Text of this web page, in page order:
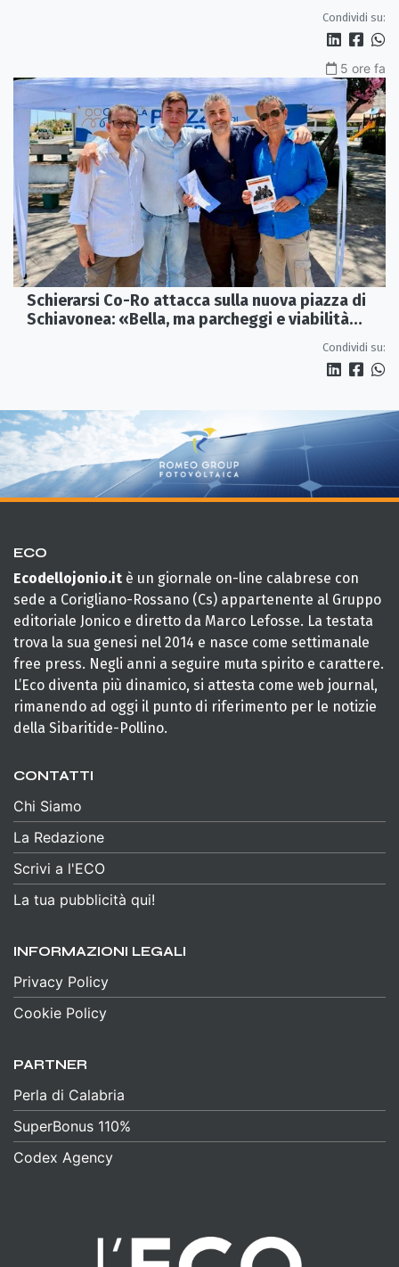
Condividi su:
5 ore fa
Schierarsi Co-Ro attacca sulla nuova piazza di
Schiavonea: «Bella, ma parcheggi e viabilità
Condividi su:
ECO
Ecodellojonio.it è un giornale on-line calabrese con
sede a Corigliano-Rossano (Cs) appartenente al Gruppo
editoriale Jonico e diretto da Marco Lefosse. La testata
trova la sua genesi nel 2014 e nasce come settimanale
free press. Negli anni a seguire muta spirito e carattere.
L’Eco diventa più dinamico, si attesta come web journal,
rimanendo ad oggi il punto di riferimento per le notizie
della Sibaritide-Pollino.
CONTATTI
Chi Siamo
La Redazione
Scrivi a l'ECO
La tua pubblicità qui!
INFORMAZIONI LEGALI
Privacy Policy
Cookie Policy
PARTNER
Perla di Calabria
SuperBonus 110%
Codex Agency